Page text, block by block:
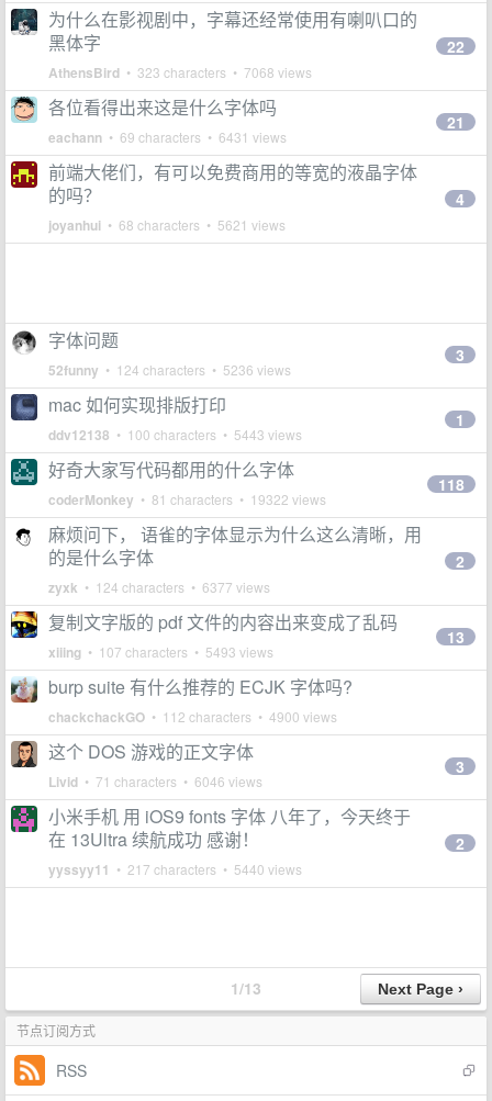
为什么在影视剧中，字幕还经常使用有喇叭口的
黑体字
AthensBird • 323 characters • 7068 views
22
各位看得出来这是什么字体吗
eachann • 69 characters • 6431 views
21
前端大佬们，有可以免费商用的等宽的液晶字体
的吗？
joyanhui • 68 characters • 5621 views
4
字体问题
52funny • 124 characters • 5236 views
3
mac 如何实现排版打印
ddv12138 • 100 characters • 5443 views
1
好奇大家写代码都用的什么字体
coderMonkey • 81 characters • 19322 views
118
麻烦问下， 语雀的字体显示为什么这么清晰，用
的是什么字体
zyxk • 124 characters • 6377 views
2
复制文字版的 pdf 文件的内容出来变成了乱码
xiiing • 107 characters • 5493 views
13
burp suite 有什么推荐的 ECJK 字体吗?
chackchackGO • 112 characters • 4900 views
这个 DOS 游戏的正文字体
Livid • 71 characters • 6046 views
3
小米手机 用 iOS9 fonts 字体 八年了，今天终于
在 13Ultra 续航成功 感谢！
yyssyy11 • 217 characters • 5440 views
2
1/13
节点订阅方式
RSS